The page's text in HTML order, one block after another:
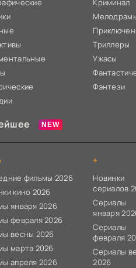
Криминал
Триллеры
Ужасы
Фэнтези
фильмы 2026
кино 2026
января 2026
февраля 2026
весны 2026
марта 2026
апреля 2026
+
Новинки
сериалов
Сериалы
января
Сериалы
февраля
Сериалы
2026